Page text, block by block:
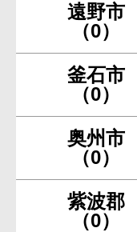
遠野市
（0）
釜石市
（0）
奥州市
（0）
紫波郡
（0）